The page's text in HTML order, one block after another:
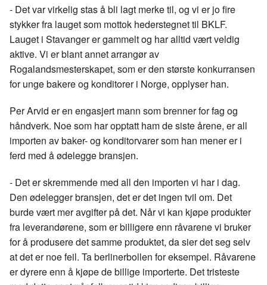
- Det var virkelig stas å bli lagt merke til, og vi er jo fire
stykker fra lauget som mottok hederstegnet til BKLF.
Lauget i Stavanger er gammelt og har alltid vært veldig
aktive. Vi er blant annet arrangør av
Rogalandsmesterskapet, som er den største konkurransen
for unge bakere og konditorer i Norge, opplyser han.
Per Arvid er en engasjert mann som brenner for fag og
håndverk. Noe som har opptatt ham de siste årene, er all
importen av baker- og konditorvarer som han mener er i
ferd med å ødelegge bransjen.
- Det er skremmende med all den importen vi har i dag.
Den ødelegger bransjen, det er det ingen tvil om. Det
burde vært mer avgifter på det. Når vi kan kjøpe produkter
fra leverandørene, som er billigere enn råvarene vi bruker
for å produsere det samme produktet, da sier det seg selv
at det er noe feil. Ta berlinerbollen for eksempel. Råvarene
er dyrere enn å kjøpe de billige importerte. Det tristeste